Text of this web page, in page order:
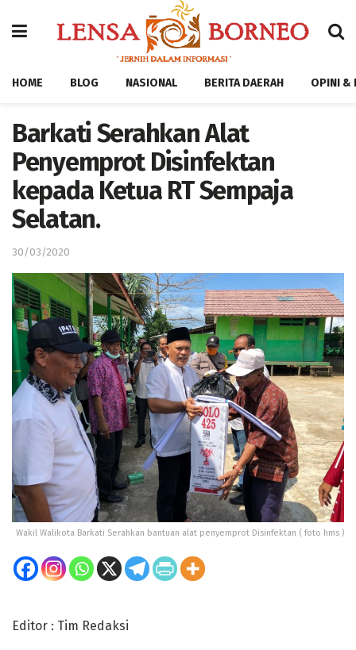
HOME BLOG NASIONAL BERITA DAERAH OPINI &
Barkati Serahkan Alat
Penyemprot Disinfektan
kepada Ketua RT Sempaja
Selatan.
30/03/2020
Wakil Walikota Barkati Serahkan bantuan alat penyemprot Disinfektan ( foto hms )
Editor : Tim Redaksi